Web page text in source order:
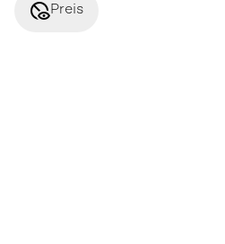
disabled_visiblePreis